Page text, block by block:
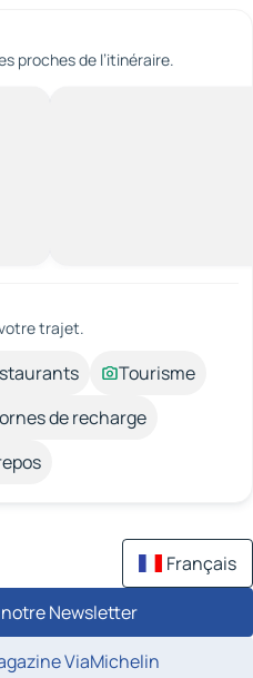
proches de l’itinéraire.
trajet.
Tourisme
de recharge
Français
Newsletter
ViaMichelin